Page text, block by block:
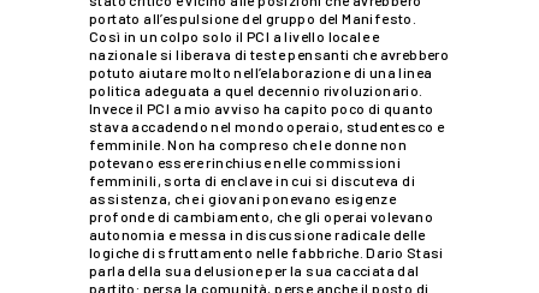
portato all’espulsione del gruppo del Manifesto.
Così in un colpo solo il PCI a livello locale e
nazionale si liberava di teste pensanti che avrebbero
potuto aiutare molto nell’elaborazione di una linea
politica adeguata a quel decennio rivoluzionario.
Invece il PCI a mio avviso ha capito poco di quanto
stava accadendo nel mondo operaio, studentesco e
femminile. Non ha compreso che le donne non
potevano essere rinchiuse nelle commissioni
femminili, sorta di enclave in cui si discuteva di
assistenza, che i giovani ponevano esigenze
profonde di cambiamento, che gli operai volevano
autonomia e messa in discussione radicale delle
logiche di sfruttamento nelle fabbriche. Dario Stasi
parla della sua delusione per la sua cacciata dal
partito: persa la comunità, perse anche il posto di